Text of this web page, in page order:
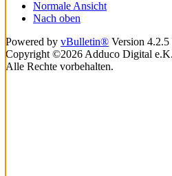
Normale Ansicht
Nach oben
Powered by vBulletin® Version
Copyright ©2026 Adduco Digital
Alle Rechte vorbehalten.